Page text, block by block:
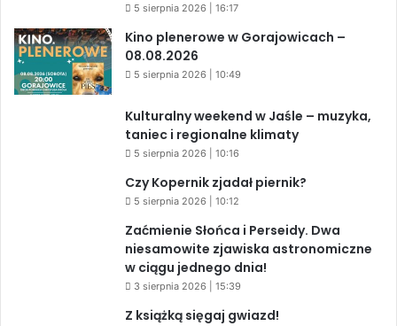
5 sierpnia 2026 | 16:17
Kino plenerowe w Gorajowicach –
08.08.2026
5 sierpnia 2026 | 10:49
Kulturalny weekend w Jaśle – muzyka,
taniec i regionalne klimaty
5 sierpnia 2026 | 10:16
Czy Kopernik zjadał piernik?
5 sierpnia 2026 | 10:12
Zaćmienie Słońca i Perseidy. Dwa
niesamowite zjawiska astronomiczne
w ciągu jednego dnia!
3 sierpnia 2026 | 15:39
Z książką sięgaj gwiazd!